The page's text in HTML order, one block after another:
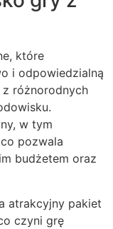
które
i odpowiedzialną
różnorodnych
w tym
pozwala
budżetem oraz
atrakcyjny pakiet
czyni grę